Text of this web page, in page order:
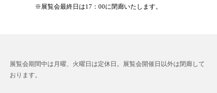
※展覧会最終日は17：00に閉廊いたします。
展覧会期間中は月曜、火曜日は定休日。展覧会開催日以外は閉廊して
おります。